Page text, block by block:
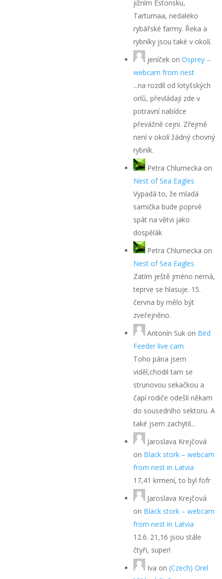
jižním Estonsku,
Tartumaa, nedaleko
rybářské farmy. Řeka a
rybníky jsou také v okolí.
jeníček onOsprey –
webcam from nest
...na rozdíl od lotyšských
orlů, převládají zde v
potravní nabídce
převážně cejni. Zřejmě
není v okolí žádný chovný
rybník.
Petra Chlumecka on
Nest of Sea Eagles
Vypadá to, že mladá
samička bude poprvé
spát na větvi jako
dospělák
Petra Chlumecka on
Nest of Sea Eagles
Zatím ještě jméno nemá,
teprve se hlasuje. 15.
června by mělo být
zveřejněno.
Antonín Suk on Bird
Feeder live cam
Toho pána jsem
viděl,chodil tam se
strunovou sekačkou a
čapí rodiče odešli někam
do sousedního sektoru. A
také jsem zachytil...
Jaroslava Krejčová
on Black stork – webcam
from nest in Latvia
17,41 krmení, to byl fofr
Jaroslava Krejčová
on Black stork – webcam
from nest in Latvia
12.6. 21,16 jsou stále
čtyři, super!
Iva on(Czech) Orel